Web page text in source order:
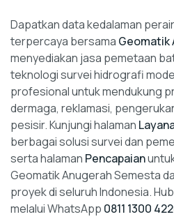
Dapatkan data kedalaman
terpercaya bersama Geomatik
menyediakan jasa pemetaan
teknologi survei hidrografi
profesional untuk mendukung
dermaga, reklamasi,
pesisir. Kunjungi halaman
berbagai solusi survei dan
serta halaman Pencapaian
Geomatik Anugerah Semesta
proyek di seluruh Indonesia.
melalui WhatsApp 0811 1300